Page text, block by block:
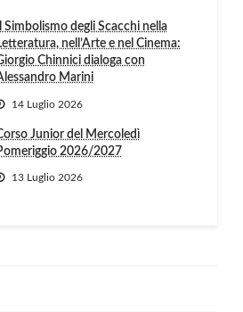
Il Simbolismo degli Scacchi nella
nell’Arte e nel Cinema:
Chinnici dialoga con
Marini
14 Luglio 2026
Junior del Mercoledì
2026/2027
13 Luglio 2026